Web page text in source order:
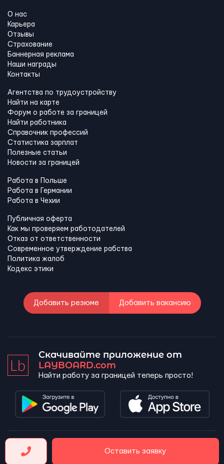
Оставить заявку
О нас
Карьера
Отзывы
Страхование
Баннерная реклама
Наши награды
Контакты
Агентства по трудоустройству
Найти на карте
Форум о работе за границей
Найти работника
Справочник профессий
Статистика зарплат
Полезные статьи
Новости за границей
Работа в Польше
Работа в Германии
Работа в Чехии
Публичная оферта
Как мы проверяем работодателей
Отказ от ответственности
Современное утверждение рабства
Политика жалоб
Кодекс этики
Добавить резюме Добавить вакансию
Скачивайте приложение от
LAYBOARD.com
Найти работу за границей теперь просто!
LAYBOARD, SL Copyright 2026 ©